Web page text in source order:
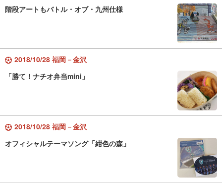
階段アートもバトル・オブ・九州仕様
2018/10/28 福岡－金沢
「勝て！ナチオ弁当mini」
2018/10/28 福岡－金沢
オフィシャルテーマソング「紺色の森」